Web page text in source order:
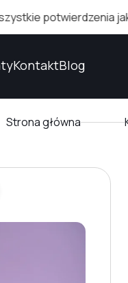
jakości i
KontaktBlog
Strona główna